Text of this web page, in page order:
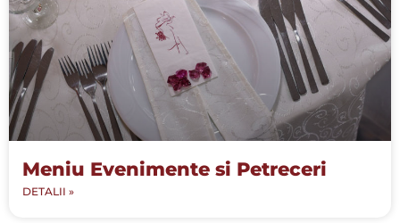
Meniu Evenimente si Petreceri
DETALII »